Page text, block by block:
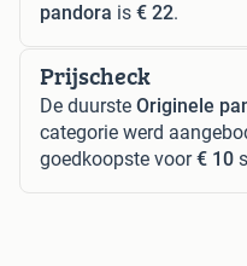
pandora is € 22.
Prijscheck
De duurste Originele
categorie werd
goedkoopste voor€ 10